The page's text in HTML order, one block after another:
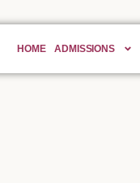
HOME ADMISSIONS